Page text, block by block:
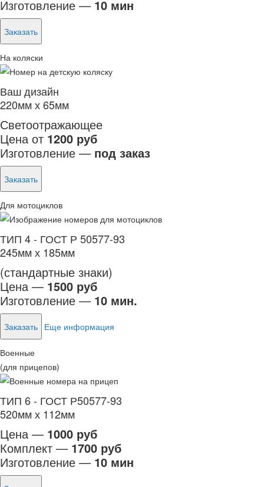
Изготовление — 10 мин
Заказать
На коляски
Ваш дизайн
220мм х 65мм
Светоотражающее
Цена от 1200 руб
Изготовление — под заказ
Заказать
Для мотоциклов
ТИП 4 - ГОСТ Р 50577-93
245мм х 185мм
(стандартные знаки)
Цена — 1500 руб
Изготовление — 10 мин.
Заказать Еще информация
Военные
(для прицепов)
ТИП 6 - ГОСТ Р50577-93
520мм х 112мм
Цена — 1000 руб
Комплект — 1700 руб
Изготовление — 10 мин